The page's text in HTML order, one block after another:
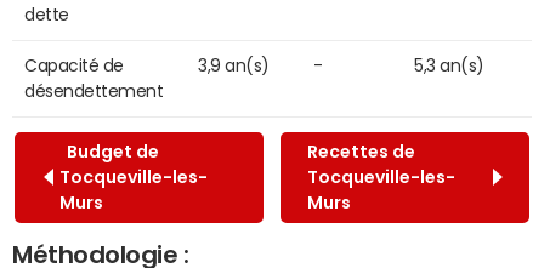
dette
Capacité de
désendettement
3,9 an(s) - 5,3 an(s)
Budget de
Tocqueville-les-
Murs
Recettes de
Tocqueville-les-
Murs
Méthodologie :